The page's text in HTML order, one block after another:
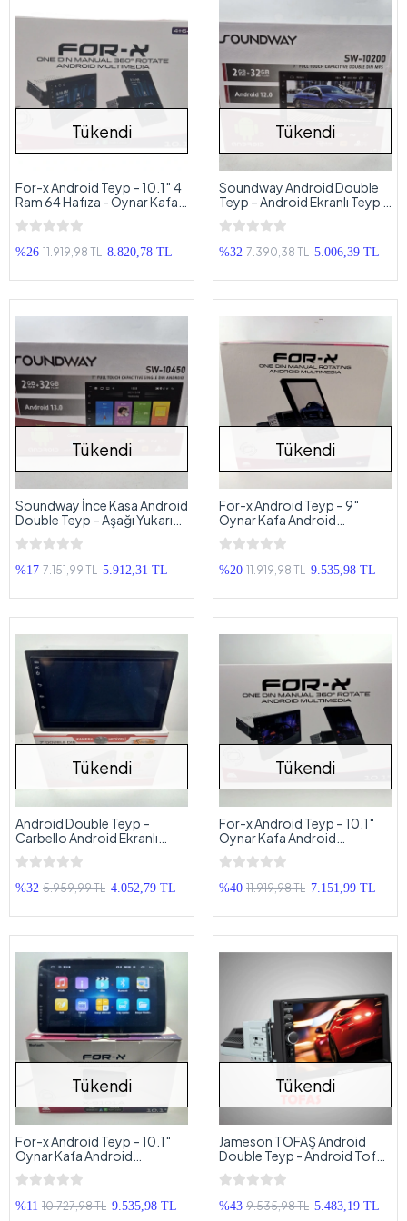
Tükendi
For-x Android Teyp – 10.1″ 4
Ram 64 Hafıza - Oynar Kafa
Android Multimedya – For-x
X-9104A Tek Din 360
Universal Teyp
%26 11.919,98 TL 8.820,78 TL
Tükendi
Soundway Android Double
Teyp – Android Ekranlı Teyp -
2GB Ram 32GB Hafıza
%32 7.390,38 TL 5.006,39 TL
Tükendi
Soundway İnce Kasa Android
Double Teyp – Aşağı Yukarı
Ayarlanan Tofaş Android
Ekranlı Teyp
%17 7.151,99 TL 5.912,31 TL
Tükendi
For-x Android Teyp – 9″
Oynar Kafa Android
Multimedya – For-x X-9103A
Tek Din 360 Universal Teyp
%20 11.919,98 TL 9.535,98 TL
Tükendi
Android Double Teyp –
Carbello Android Ekranlı
Teyp - 2GB Ram 16GB Hafıza
%32 5.959,99 TL 4.052,79 TL
Tükendi
For-x Android Teyp – 10.1″
Oynar Kafa Android
Multimedya – For-x X-9102A
Tek Din 360 Universal Teyp
%40 11.919,98 TL 7.151,99 TL
Tükendi
For-x Android Teyp – 10.1″
Oynar Kafa Android
Multimedya – For-x X-9101A
Tek Din 360 Universal Teyp
%11 10.727,98 TL 9.535,98 TL
Tükendi
Jameson TOFAŞ Android
Double Teyp - Android Tofaş
Ekranlı Teyp
%43 9.535,98 TL 5.483,19 TL